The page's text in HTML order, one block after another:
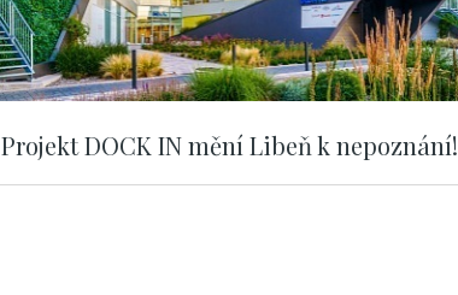
Projekt DOCK IN mění Libeň k nepoznání!